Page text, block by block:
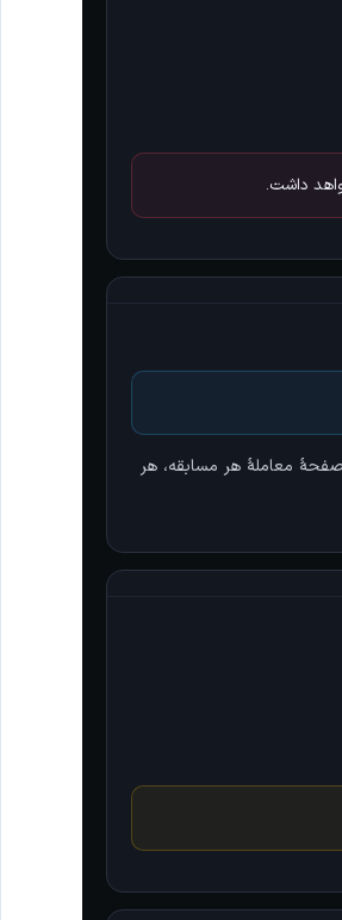
داشت.
معاملهٔ هر مسابقه، هر